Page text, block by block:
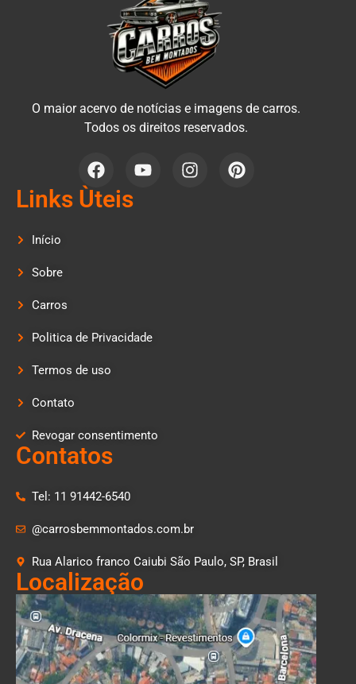
O maior acervo de notícias e imagens de carros.
Todos os direitos reservados.
Links Ùteis
Início
Sobre
Carros
Politica de Privacidade
Termos de uso
Contato
Revogar consentimento
Contatos
Tel: 11 91442-6540
@carrosbemmontados.com.br
Rua Alarico franco Caiubi São Paulo, SP, Brasil
Localização